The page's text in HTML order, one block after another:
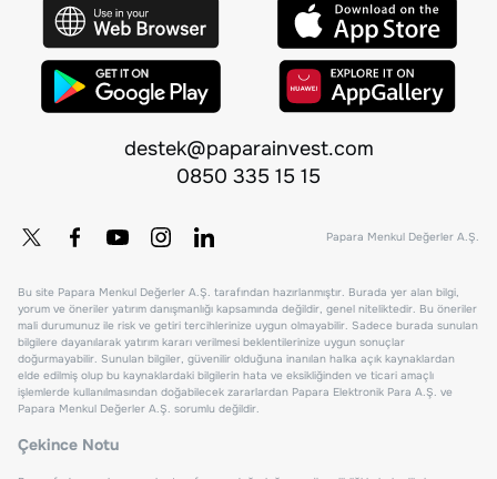
destek@paparainvest.com
0850 335 15 15
Papara Menkul Değerler A.Ş.
Bu site Papara Menkul Değerler A.Ş. tarafından hazırlanmıştır. Burada yer alan bilgi,
yorum ve öneriler yatırım danışmanlığı kapsamında değildir, genel niteliktedir. Bu öneriler
mali durumunuz ile risk ve getiri tercihlerinize uygun olmayabilir. Sadece burada sunulan
bilgilere dayanılarak yatırım kararı verilmesi beklentilerinize uygun sonuçlar
doğurmayabilir. Sunulan bilgiler, güvenilir olduğuna inanılan halka açık kaynaklardan
elde edilmiş olup bu kaynaklardaki bilgilerin hata ve eksikliğinden ve ticari amaçlı
işlemlerde kullanılmasından doğabilecek zararlardan Papara Elektronik Para A.Ş. ve
Papara Menkul Değerler A.Ş. sorumlu değildir.
Çekince Notu